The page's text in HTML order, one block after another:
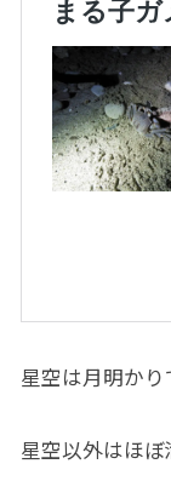
星空は月明かり
星空以外はほぼ